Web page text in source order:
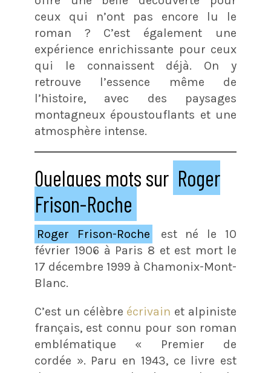
ceux qui n’ont pas encore lu le
roman ? C’est également une
expérience enrichissante pour ceux
qui le connaissent déjà. On y
retrouve l’essence même de
l’histoire, avec des paysages
montagneux époustouflants et une
atmosphère intense.
Quelques mots sur Roger
Frison-Roche
Roger Frison-Roche
est né le 10
février 1906 à Paris 8 et est mort le
17 décembre 1999 à Chamonix-Mont-
Blanc.
C’est un célèbre écrivain et alpiniste
français, est connu pour son roman
emblématique « Premier de
cordée ». Paru en 1943, ce livre est